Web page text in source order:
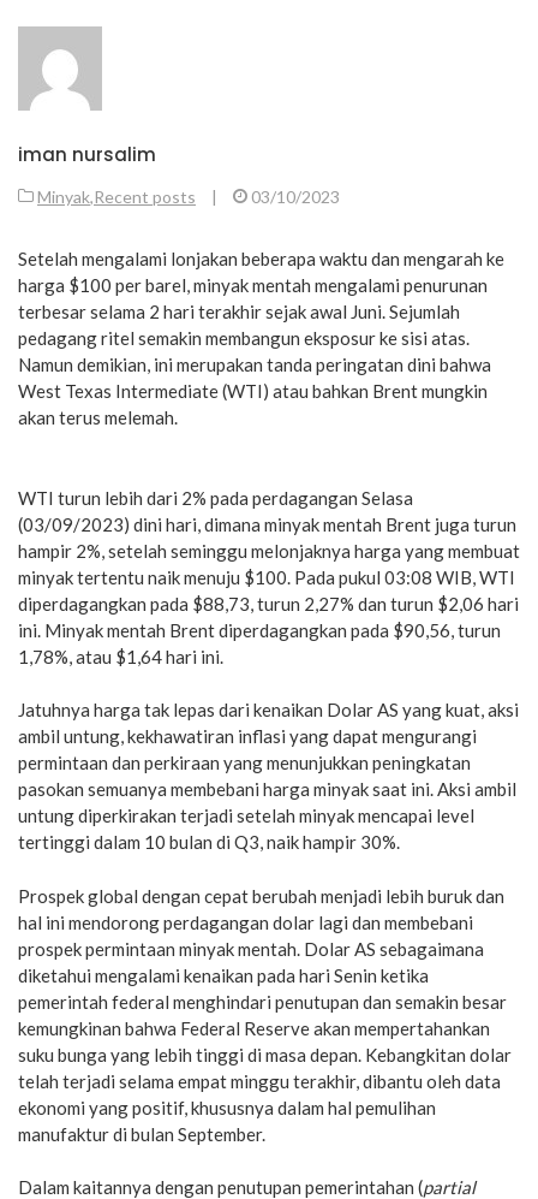
iman nursalim
Minyak,Recent posts | 03/10/2023
Setelah mengalami lonjakan beberapa waktu dan mengarah ke
harga $100 per barel, minyak mentah mengalami penurunan
terbesar selama 2 hari terakhir sejak awal Juni. Sejumlah
pedagang ritel semakin membangun eksposur ke sisi atas.
Namun demikian, ini merupakan tanda peringatan dini bahwa
West Texas Intermediate (WTI) atau bahkan Brent mungkin
akan terus melemah.
WTI turun lebih dari 2% pada perdagangan Selasa
(03/09/2023) dini hari, dimana minyak mentah Brent juga turun
hampir 2%, setelah seminggu melonjaknya harga yang membuat
minyak tertentu naik menuju $100. Pada pukul 03:08 WIB, WTI
diperdagangkan pada $88,73, turun 2,27% dan turun $2,06 hari
ini. Minyak mentah Brent diperdagangkan pada $90,56, turun
1,78%, atau $1,64 hari ini.
Jatuhnya harga tak lepas dari kenaikan Dolar AS yang kuat, aksi
ambil untung, kekhawatiran inflasi yang dapat mengurangi
permintaan dan perkiraan yang menunjukkan peningkatan
pasokan semuanya membebani harga minyak saat ini. Aksi ambil
untung diperkirakan terjadi setelah minyak mencapai level
tertinggi dalam 10 bulan di Q3, naik hampir 30%.
Prospek global dengan cepat berubah menjadi lebih buruk dan
hal ini mendorong perdagangan dolar lagi dan membebani
prospek permintaan minyak mentah. Dolar AS sebagaimana
diketahui mengalami kenaikan pada hari Senin ketika
pemerintah federal menghindari penutupan dan semakin besar
kemungkinan bahwa Federal Reserve akan mempertahankan
suku bunga yang lebih tinggi di masa depan. Kebangkitan dolar
telah terjadi selama empat minggu terakhir, dibantu oleh data
ekonomi yang positif, khususnya dalam hal pemulihan
manufaktur di bulan September.
Dalam kaitannya dengan penutupan pemerintahan (partial